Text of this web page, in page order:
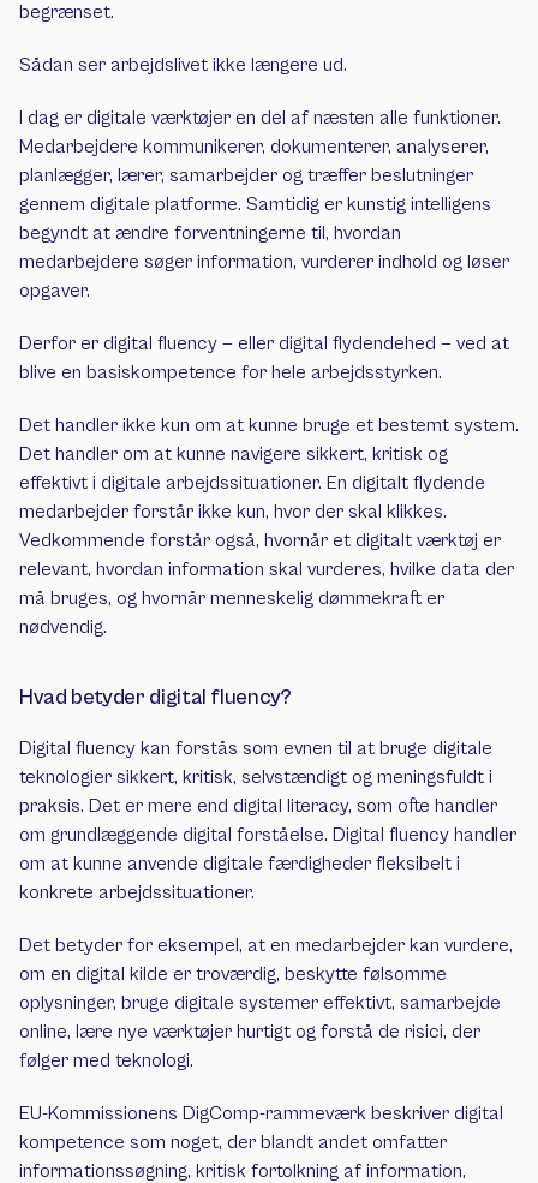
begrænset.
Sådan ser arbejdslivet ikke længere ud.
I dag er digitale værktøjer en del af næsten alle funktioner.
Medarbejdere kommunikerer, dokumenterer, analyserer,
planlægger, lærer, samarbejder og træffer beslutninger
gennem digitale platforme. Samtidig er kunstig intelligens
begyndt at ændre forventningerne til, hvordan
medarbejdere søger information, vurderer indhold og løser
opgaver.
Derfor er digital fluency — eller digital flydendehed — ved at
blive en basiskompetence for hele arbejdsstyrken.
Det handler ikke kun om at kunne bruge et bestemt system.
Det handler om at kunne navigere sikkert, kritisk og
effektivt i digitale arbejdssituationer. En digitalt flydende
medarbejder forstår ikke kun, hvor der skal klikkes.
Vedkommende forstår også, hvornår et digitalt værktøj er
relevant, hvordan information skal vurderes, hvilke data der
må bruges, og hvornår menneskelig dømmekraft er
nødvendig.
Hvad betyder digital fluency?
Digital fluency kan forstås som evnen til at bruge digitale
teknologier sikkert, kritisk, selvstændigt og meningsfuldt i
praksis. Det er mere end digital literacy, som ofte handler
om grundlæggende digital forståelse. Digital fluency handler
om at kunne anvende digitale færdigheder fleksibelt i
konkrete arbejdssituationer.
Det betyder for eksempel, at en medarbejder kan vurdere,
om en digital kilde er troværdig, beskytte følsomme
oplysninger, bruge digitale systemer effektivt, samarbejde
online, lære nye værktøjer hurtigt og forstå de risici, der
følger med teknologi.
EU-Kommissionens DigComp-rammeværk beskriver digital
kompetence som noget, der blandt andet omfatter
informationssøgning, kritisk fortolkning af information,